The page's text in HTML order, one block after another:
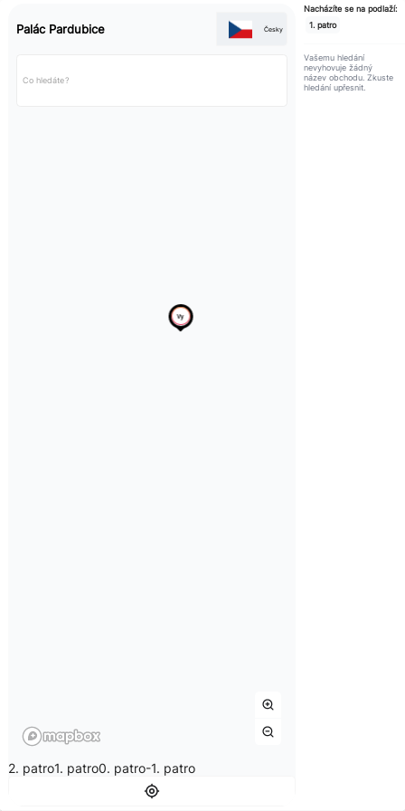
Palác Pardubice Česky
Vy
2. patro1. patro0. patro-1. patro
Nacházíte se na podlaží:
1. patro
Vašemu hledání
nevyhovuje žádný
název obchodu. Zkuste
hledání upřesnit.